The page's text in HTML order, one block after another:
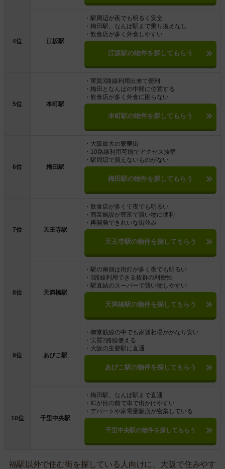
4位 江坂駅
・駅周辺が夜でも明るく安全
・梅田駅、なんば駅まで乗り換えなし
・飲食店が多く外食しやすい
江坂駅の物件を探してもらう
5位 本町駅
・実質3路線利用出来て便利
・梅田となんばの中間に位置する
・飲食店が多く外食に困らない
本町駅の物件を探してもらう
6位 梅田駅
・大阪最大の繁華街
・10路線利用可能でアクセス抜群
・駅周辺で買えないものがない
梅田駅の物件を探してもらう
7位 天王寺駅
・飲食店が多くて夜でも明るい
・商業施設が豊富で買い物に便利
・再開発できれいな街並み
天王寺駅の物件を探してもらう
8位 天満橋駅
・駅の南側は街灯が多く夜でも明るい
・3路線利用できる抜群の利便性
・駅直結のスーパーで買い物しやすい
天満橋駅の物件を探してもらう
9位 あびこ駅
・御堂筋線の中でも家賃相場がかなり安い
・実質2路線使える
・大阪の主要駅に直通
あびこ駅の物件を探してもらう
10位 千里中央駅
・梅田駅、なんば駅まで直通
・ICが目の前で車で出かけやすい
・デパートや家電量販店が密集している
千里中央駅の物件を探してもらう
福駅以外で住む街を探している人向けに、大阪で住みやす